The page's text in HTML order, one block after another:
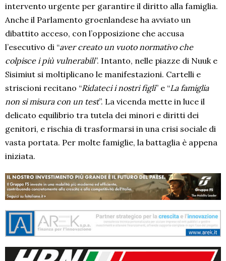
intervento urgente per garantire il diritto alla famiglia.
Anche il Parlamento groenlandese ha avviato un
dibattito acceso, con l’opposizione che accusa
l’esecutivo di “aver creato un vuoto normativo che
colpisce i più vulnerabili”. Intanto, nelle piazze di Nuuk e
Sisimiut si moltiplicano le manifestazioni. Cartelli e
striscioni recitano “Ridateci i nostri figli” e “La famiglia
non si misura con un test”. La vicenda mette in luce il
delicato equilibrio tra tutela dei minori e diritti dei
genitori, e rischia di trasformarsi in una crisi sociale di
vasta portata. Per molte famiglie, la battaglia è appena
iniziata.